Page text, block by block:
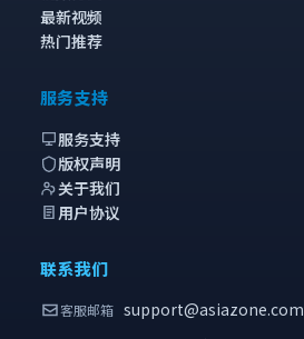
最新视频
热门推荐
服务支持
服务支持
版权声明
关于我们
用户协议
联系我们
客服邮箱 support@asiazone.com